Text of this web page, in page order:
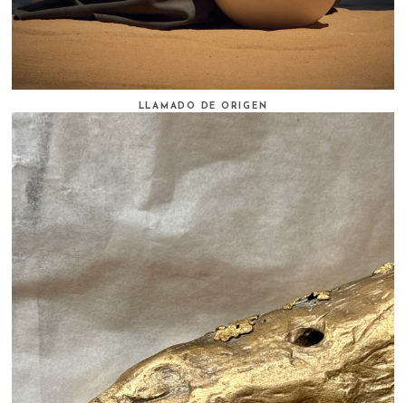
LLAMADO DE ORIGEN